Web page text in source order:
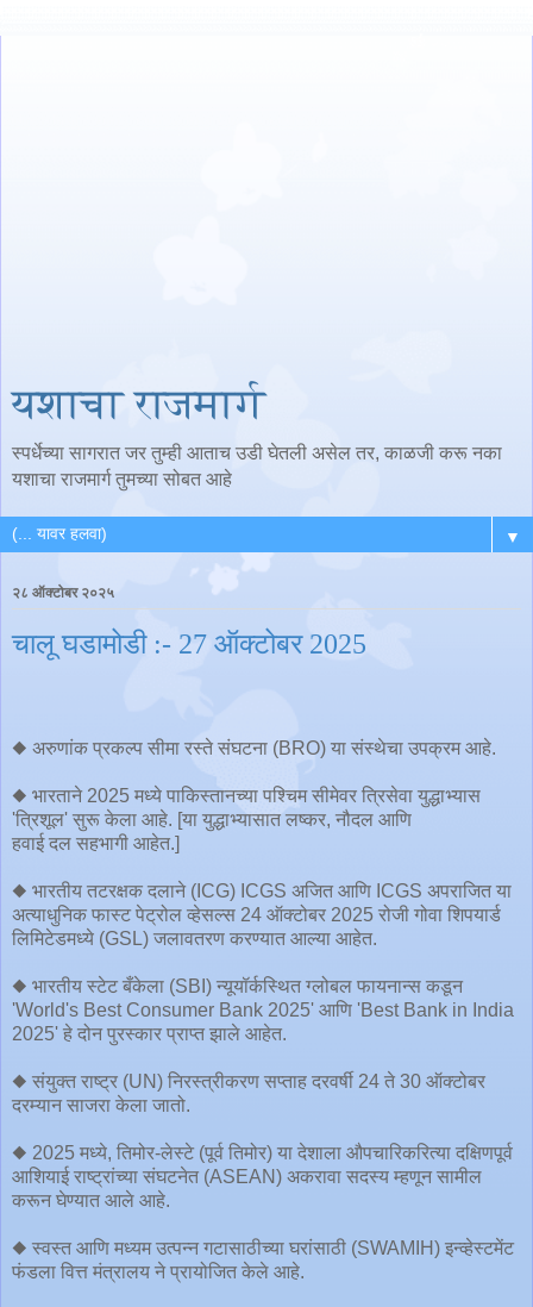
यशाचा राजमार्ग
स्पर्धेच्या सागरात जर तुम्ही आताच उडी घेतली असेल तर, काळजी करू नका
यशाचा राजमार्ग तुमच्या सोबत आहे
▼
२८ ऑक्टोबर २०२५
चालू घडामोडी :- 27 ऑक्टोबर 2025
◆ अरुणांक प्रकल्प सीमा रस्ते संघटना (BRO) या संस्थेचा उपक्रम आहे.
◆ भारताने 2025 मध्ये पाकिस्तानच्या पश्चिम सीमेवर त्रिसेवा युद्धाभ्यास
'त्रिशूल' सुरू केला आहे. [या युद्धाभ्यासात लष्कर, नौदल आणि
हवाई दल सहभागी आहेत.]
◆ भारतीय तटरक्षक दलाने (ICG) ICGS अजित आणि ICGS अपराजित या
अत्याधुनिक फास्ट पेट्रोल व्हेसल्स 24 ऑक्टोबर 2025 रोजी गोवा शिपयार्ड
लिमिटेडमध्ये (GSL) जलावतरण करण्यात आल्या आहेत.
◆ भारतीय स्टेट बँकेला (SBI) न्यूयॉर्कस्थित ग्लोबल फायनान्स कडून
'World's Best Consumer Bank 2025' आणि 'Best Bank in India
2025' हे दोन पुरस्कार प्राप्त झाले आहेत.
◆ संयुक्त राष्ट्र (UN) निरस्त्रीकरण सप्ताह दरवर्षी 24 ते 30 ऑक्टोबर
दरम्यान साजरा केला जातो.
◆ 2025 मध्ये, तिमोर-लेस्टे (पूर्व तिमोर) या देशाला औपचारिकरित्या दक्षिणपूर्व
आशियाई राष्ट्रांच्या संघटनेत (ASEAN) अकरावा सदस्य म्हणून सामील
करून घेण्यात आले आहे.
◆ स्वस्त आणि मध्यम उत्पन्न गटासाठीच्या घरांसाठी (SWAMIH) इन्व्हेस्टमेंट
फंडला वित्त मंत्रालय ने प्रायोजित केले आहे.